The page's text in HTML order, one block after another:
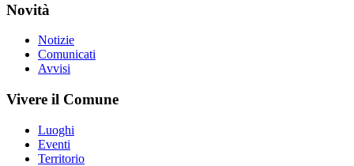
Novità
Notizie
Comunicati
Avvisi
Vivere il Comune
Luoghi
Eventi
Territorio